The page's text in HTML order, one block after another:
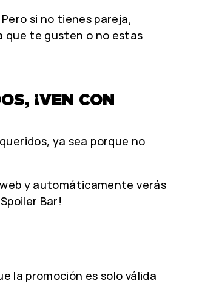
si no tienes pareja,
que te gusten o no estas
¡VEN CON
ya sea porque no
y automáticamente verás
Bar!
la promoción es solo válida